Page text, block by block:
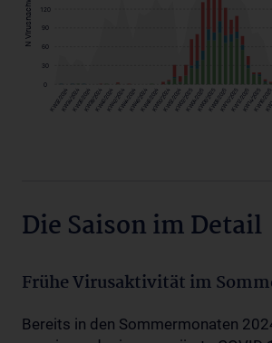
Die Saison im Detail
Frühe Virusaktivität im
Bereits in den Sommermonaten